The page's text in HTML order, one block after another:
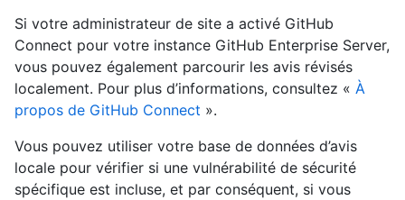
Si votre administrateur de site a activé GitHub
Connect pour votre instance GitHub Enterprise Server,
vous pouvez également parcourir les avis révisés
localement. Pour plus d’informations, consultez « À
propos de GitHub Connect ».
Vous pouvez utiliser votre base de données d’avis
locale pour vérifier si une vulnérabilité de sécurité
spécifique est incluse, et par conséquent, si vous